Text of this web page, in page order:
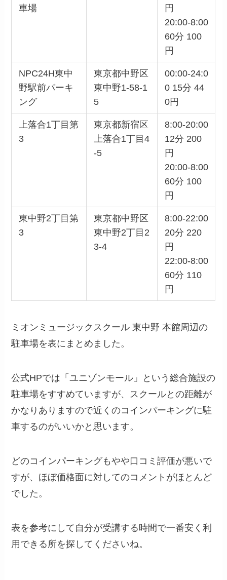
車場
円
20:00-8:00
60分 100
円
NPC24H東中
野駅前パーキ
ング
東京都中野区
東中野1-58-1
5
00:00-24:0
0 15分 44
0円
上落合1丁目第
3
東京都新宿区
上落合1丁目4
-5
8:00-20:00
12分 200
円
20:00-8:00
60分 100
円
東中野2丁目第
3
東京都中野区
東中野2丁目2
3-4
8:00-22:00
20分 220
円
22:00-8:00
60分 110
円
ミオンミュージックスクール 東中野 本館周辺の
駐車場を表にまとめました。
公式HPでは「ユニゾンモール」という総合施設の
駐車場をすすめていますが、スクールとの距離が
かなりありますので近くのコインパーキングに駐
車するのがいいかと思います。
どのコインパーキングもやや口コミ評価が悪いで
すが、ほぼ価格面に対してのコメントがほとんど
でした。
表を参考にして自分が受講する時間で一番安く利
用できる所を探してくださいね。